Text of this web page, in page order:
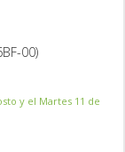
00)
y el Martes 11 de